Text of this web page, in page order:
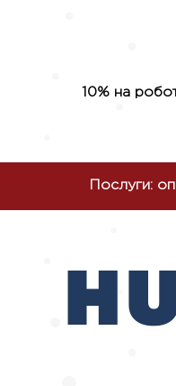
10% на
Послуги: